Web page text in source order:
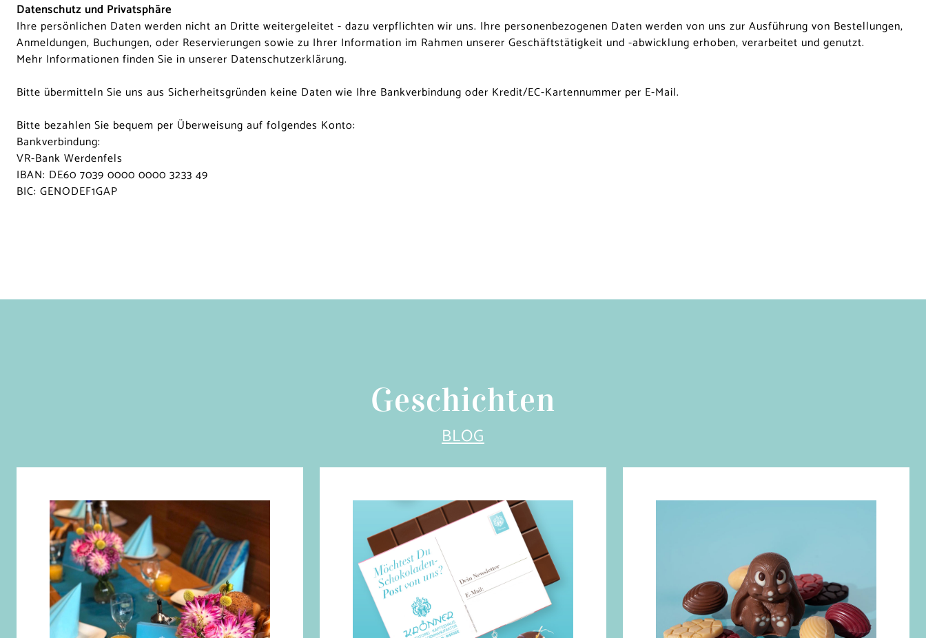
Datenschutz und Privatsphäre
Ihre persönlichen Daten werden nicht an Dritte weitergeleitet - dazu verpflichten wir uns. Ihre personenbezogenen Daten werden von uns zur Ausführung von Bestellungen,
Anmeldungen, Buchungen, oder Reservierungen sowie zu Ihrer Information im Rahmen unserer Geschäftstätigkeit und -abwicklung erhoben, verarbeitet und genutzt.
Mehr Informationen finden Sie in unserer Datenschutzerklärung.
Bitte übermitteln Sie uns aus Sicherheitsgründen keine Daten wie Ihre Bankverbindung oder Kredit/EC-Kartennummer per E-Mail.
Bitte bezahlen Sie bequem per Überweisung auf folgendes Konto:
Bankverbindung:
VR-Bank Werdenfels
IBAN: DE60 7039 0000 0000 3233 49
BIC: GENODEF1GAP
Geschichten
BLOG